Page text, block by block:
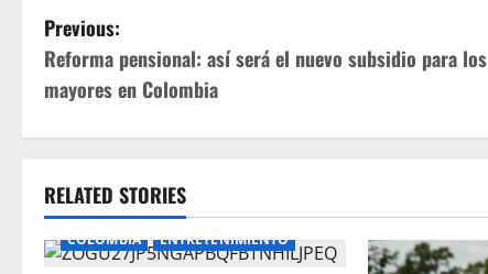
P
o
s
n
Previous:
Reforma pensional: así será el nuevo subsidio para los
mayores en Colombia
RELATED STORIES
COLOMBIA ENTRETENIMIENTO